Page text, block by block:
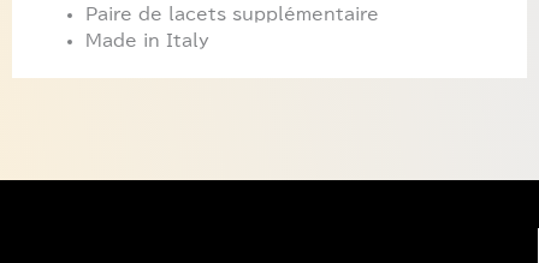
Paire de lacets supplémentaire
Made in Italy